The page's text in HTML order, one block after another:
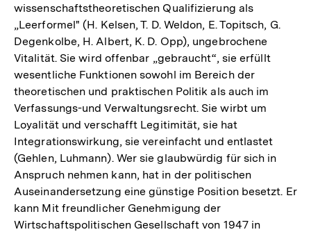
wissenschaftstheoretischen Qualifizierung als
„Leerformel" (H. Kelsen, T. D. Weldon, E. Topitsch, G.
Degenkolbe, H. Albert, K. D. Opp), ungebrochene
Vitalität. Sie wird offenbar „gebraucht“, sie erfüllt
wesentliche Funktionen sowohl im Bereich der
theoretischen und praktischen Politik als auch im
Verfassungs-und Verwaltungsrecht. Sie wirbt um
Loyalität und verschafft Legitimität, sie hat
Integrationswirkung, sie vereinfacht und entlastet
(Gehlen, Luhmann). Wer sie glaubwürdig für sich in
Anspruch nehmen kann, hat in der politischen
Auseinandersetzung eine günstige Position besetzt. Er
kann Mit freundlicher Genehmigung der
Wirtschaftspolitischen Gesellschaft von 1947 in